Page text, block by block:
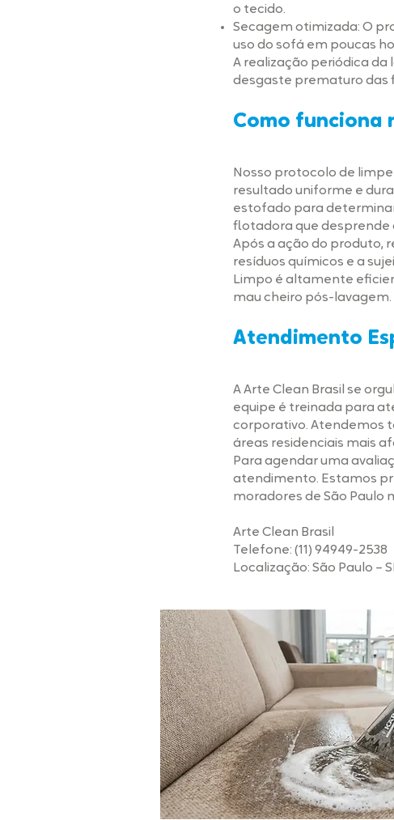
o tecido.
Secagem otimizada: O
uso do sofá em poucas
A realização periódica da
desgaste prematuro das
Como funciona
Nosso protocolo de
resultado uniforme e
estofado para
flotadora que desprende
Após a ação do produto,
resíduos químicos e a
Limpo é altamente
mau cheiro pós-lavagem.
Atendimento
A Arte Clean Brasil se
equipe é treinada para
corporativo. Atendemos
áreas residenciais mais
Para agendar uma
atendimento. Estamos
moradores de São Paulo
Arte Clean Brasil
Telefone: (11) 94949-2538
Localização: São Paulo –